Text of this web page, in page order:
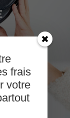
frais
votre